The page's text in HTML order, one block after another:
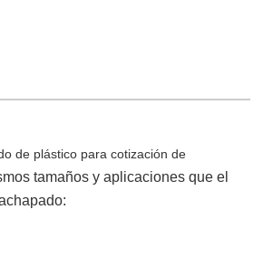
de plástico para cotización de
tamaños y aplicaciones que el